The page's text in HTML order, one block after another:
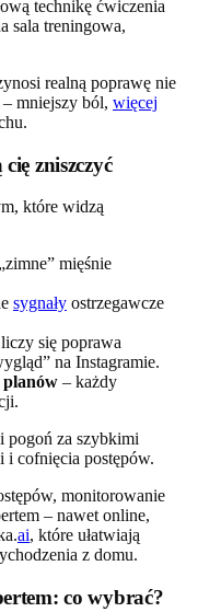
realną poprawę nie
mniejszy ból, więcej
zniszczyć
które widzą
mięśnie
sygnały ostrzegawcze
się poprawa
na Instagramie.
planów – każdy
pogoń za szybkimi
i cofnięcia postępów.
monitorowanie
– nawet online,
ai, które ułatwiają
z domu.
co wybrać?